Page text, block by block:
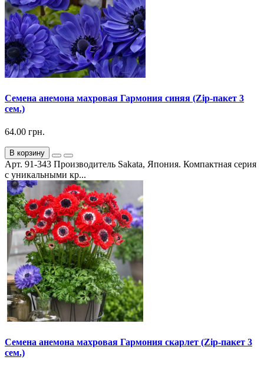
Семена анемона махровая Гармония синяя (Zip-пакет 3
сем.)
64.00 грн.
В корзину
Арт. 91-343 Производитель Sakata, Япония. Компактная серия
с уникальными кр...
Семена анемона махровая Гармония скарлет (Zip-пакет 3
сем.)